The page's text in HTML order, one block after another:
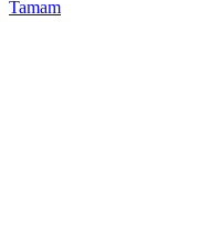
Tamam